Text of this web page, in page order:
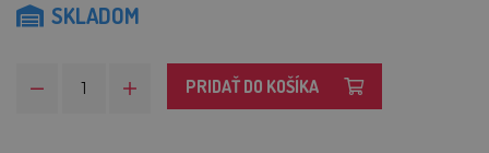
SKLADOM
PRIDAŤ DO KOŠÍKA